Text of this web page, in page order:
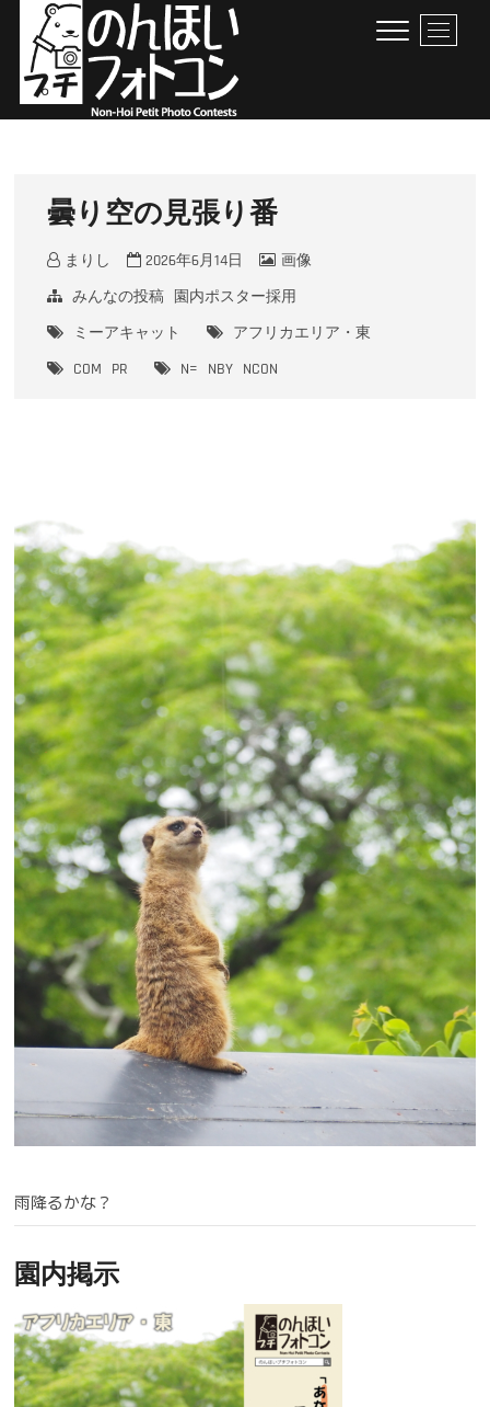
content
M
e
B
曇り空の見張り番
まりし 2026年6月14日
画像
みんなの投稿
園内ポスター採用
ミーアキャット
アフリカエリア・東
COM
PR N= NBY NCON
雨降るかな？
園内掲示